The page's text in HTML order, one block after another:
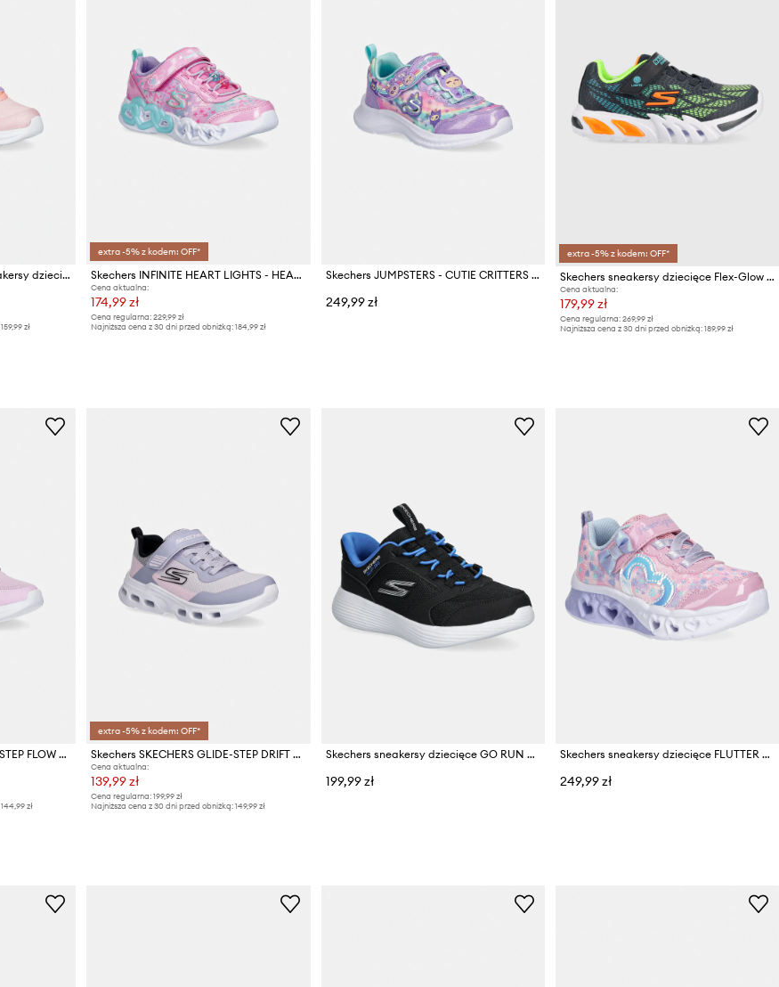
Skechers POWER JAMS sneakersy dziecięce
159,99 zł
extra -5% z kodem: OFF*
Skechers INFINITE HEART LIGHTS - HEART sneakersy dziecięce
Cena aktualna:
174,99 zł
Cena regularna: 229,99 zł
Najniższa cena z 30 dni przed obniżką: 184,99 zł
Skechers JUMPSTERS - CUTIE CRITTERS sneakersy dziecięce
249,99 zł
extra -5% z kodem: OFF*
Skechers sneakersy dziecięce Flex-Glow Elite Vorlo
Cena aktualna:
179,99 zł
Cena regularna: 269,99 zł
Najniższa cena z 30 dni przed obniżką: 189,99 zł
Skechers SKECHERS GLIDE-STEP FLOW sneakersy dziecięce
144,99 zł
extra -5% z kodem: OFF*
Skechers SKECHERS GLIDE-STEP DRIFT sneakersy dziecięce
Cena aktualna:
139,99 zł
Cena regularna: 199,99 zł
Najniższa cena z 30 dni przed obniżką: 149,99 zł
Skechers sneakersy dziecięce GO RUN 400 V2 - TURBO - BRISK
199,99 zł
Skechers sneakersy dziecięce FLUTTER HEART LIGHTS
249,99 zł